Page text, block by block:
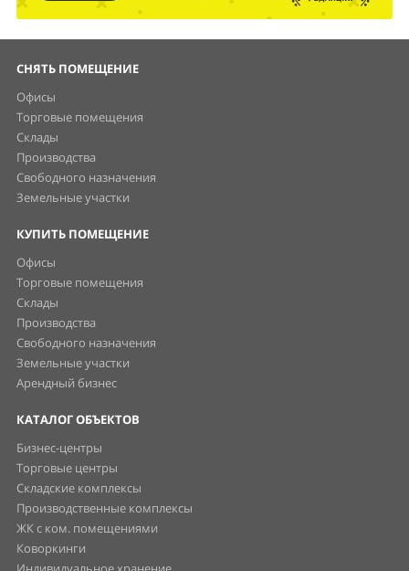
СНЯТЬ ПОМЕЩЕНИЕ
Офисы
Торговые помещения
Склады
Производства
Свободного назначения
Земельные участки
КУПИТЬ ПОМЕЩЕНИЕ
Офисы
Торговые помещения
Склады
Производства
Свободного назначения
Земельные участки
Арендный бизнес
КАТАЛОГ ОБЪЕКТОВ
Бизнес-центры
Торговые центры
Складские комплексы
Производственные комплексы
ЖК с ком. помещениями
Коворкинги